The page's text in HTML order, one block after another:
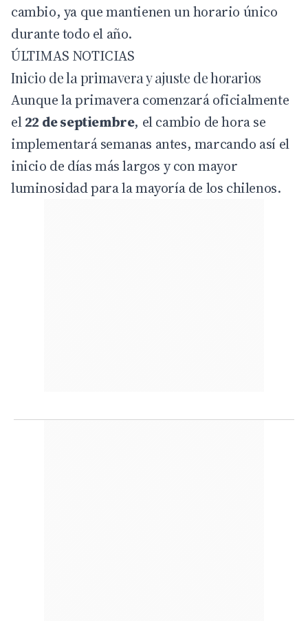
cambio, ya que mantienen un horario único
durante todo el año.
ÚLTIMAS NOTICIAS
Inicio de la primavera y ajuste de horarios
Aunque la primavera comenzará oficialmente
el22 de septiembre, el cambio de hora se
implementará semanas antes, marcando así el
inicio de días más largos y con mayor
luminosidad para la mayoría de los chilenos.